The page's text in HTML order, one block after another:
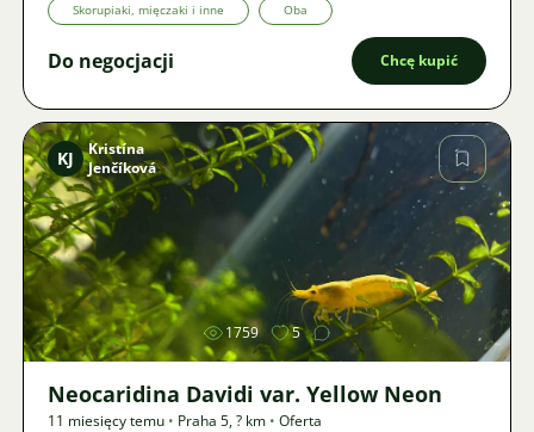
Skorupiaki, mięczaki i inne Oba
Do negocjacji Chcę kupić
Zdjęcie
KJ
Kristína
Jenčíková
1759 5
Neocaridina Davidi var. Yellow Neon
11 miesięcy temu • Praha 5,? km • Oferta